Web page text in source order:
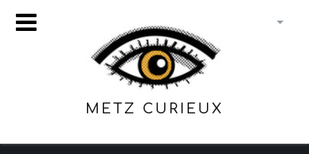
METZ CURIEUX